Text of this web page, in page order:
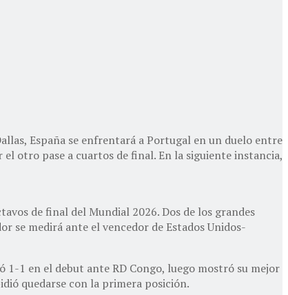
España se enfrentará a Portugal en un duelo entre
otro pase a cuartos de final. En la siguiente instancia,
de final del Mundial 2026. Dos de los grandes
se medirá ante el vencedor de Estados Unidos-
1-1 en el debut ante RD Congo, luego mostró su mejor
quedarse con la primera posición.